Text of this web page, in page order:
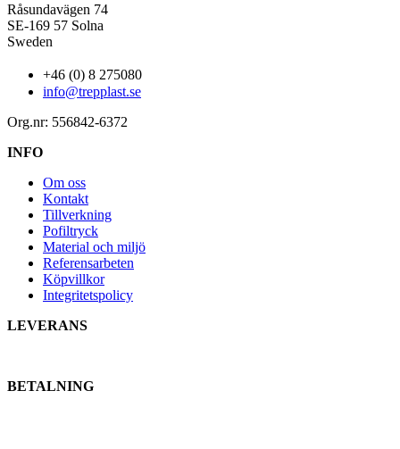
Råsundavägen 74
SE-169 57 Solna
Sweden
+46 (0) 8 275080
info@trepplast.se
Org.nr: 556842-6372
INFO
Om oss
Kontakt
Tillverkning
Pofiltryck
Material och miljö
Referensarbeten
Köpvillkor
Integritetspolicy
LEVERANS
BETALNING